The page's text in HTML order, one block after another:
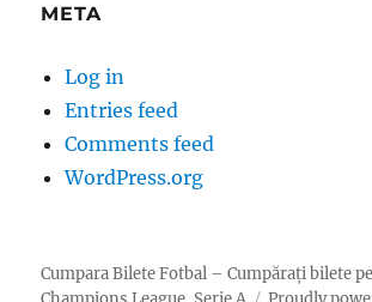
META
Log in
Entries feed
Comments feed
WordPress.org
Cumpara Bilete Fotbal – Cumpărați bilete